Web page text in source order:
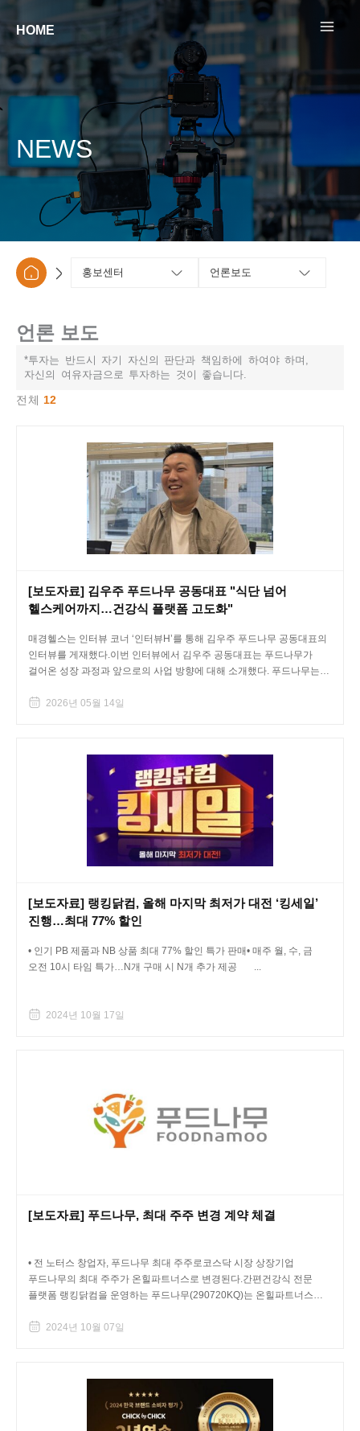
건너뛰기
HOME
NEWS
홍보센터 언론보도
언론 보도
*투자는 반드시 자기 자신의 판단과 책임하에 하여야 하며,
자신의 여유자금으로 투자하는 것이 좋습니다.​
전체 12
[보도자료] 김우주 푸드나무 공동대표 "식단 넘어
헬스케어까지…건강식 플랫폼 고도화"
매경헬스는 인터뷰 코너 ‘인터뷰H’를 통해 김우주 푸드나무 공동대표의
인터뷰를 게재했다.이번 인터뷰에서 김우주 공동대표는 푸드나무가
걸어온 성장 과정과 앞으로의 사업 방향에 대해 소개했다. 푸드나무는
2026년 05월 14일
[보도자료] 랭킹닭컴, 올해 마지막 최저가 대전 ‘킹세일’
진행…최대 77% 할인
• 인기 PB 제품과 NB 상품 최대 77% 할인 특가 판매• 매주 월, 수, 금
오전 10시 타임 특가…N개 구매 시 N개 추가 제공 ...
2024년 10월 17일
[보도자료] 푸드나무, 최대 주주 변경 계약 체결
• 전 노터스 창업자, 푸드나무 최대 주주로코스닥 시장 상장기업
푸드나무의 최대 주주가 온힐파트너스로 변경된다.간편건강식 전문
플랫폼 랭킹닭컴을 운영하는 푸드나무(290720KQ)는 온힐파트너스와
2024년 10월 07일